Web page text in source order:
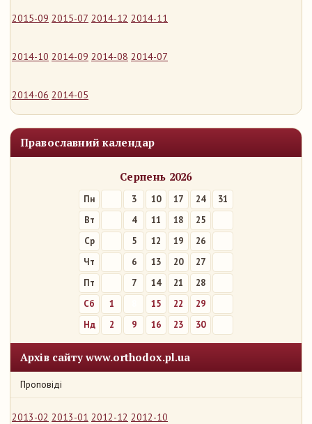
2015-09 2015-07 2014-12 2014-11
2014-10 2014-09 2014-08 2014-07
2014-06 2014-05
Православний календар
Серпень 2026
Пн 3 10 17 24
31
Вт
4 11 18
25
Ср
5 12 19
26
Чт
6 13 20
27
Пт
7 14 21
28
Сб
1 15 22
29
Нд
2 9 16 23 30
Архів сайту www.orthodox.pl.ua
Проповіді
2013-02 2013-01 2012-12 2012-10